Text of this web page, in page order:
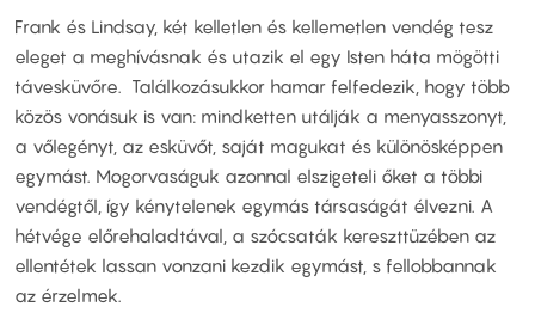
Frank és Lindsay, két kelletlen és kellemetlen vendég tesz
eleget a meghívásnak és utazik el egy Isten háta mögötti
távesküvőre. Találkozásukkor hamar felfedezik, hogy több
közös vonásuk is van: mindketten utálják a menyasszonyt,
a vőlegényt, az esküvőt, saját magukat és különösképpen
egymást. Mogorvaságuk azonnal elszigeteli őket a többi
vendégtől, így kénytelenek egymás társaságát élvezni. A
hétvége előrehaladtával, a szócsaták kereszttüzében az
ellentétek lassan vonzani kezdik egymást, s fellobbannak
az érzelmek.